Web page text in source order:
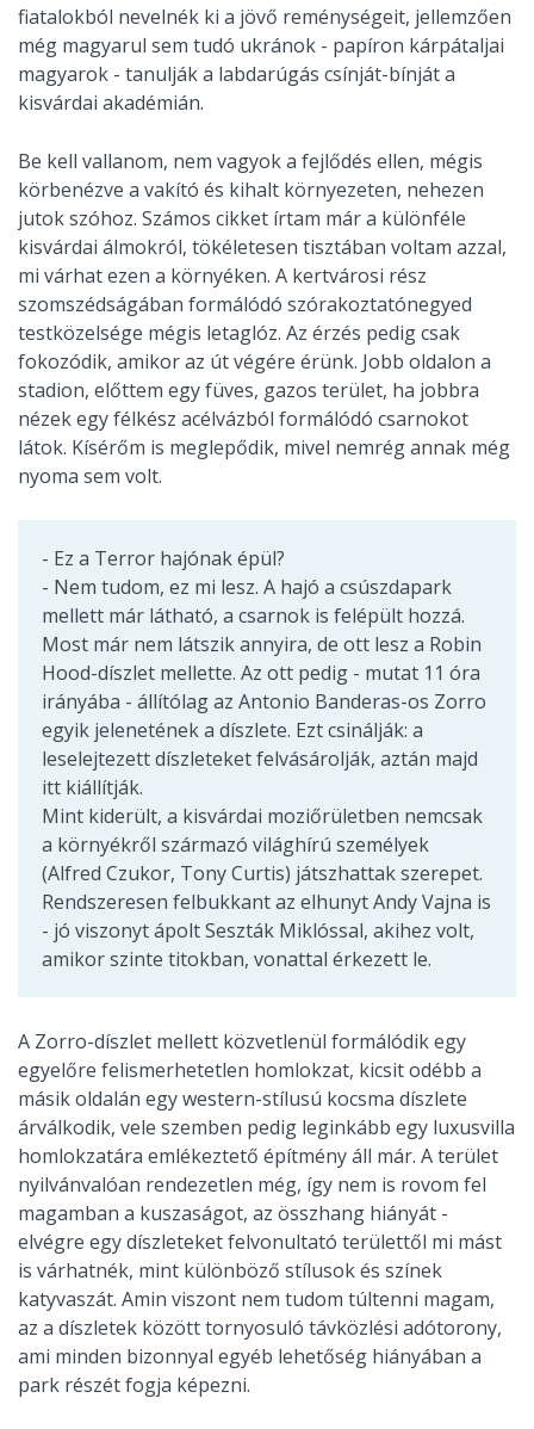
fiatalokból nevelnék ki a jövő reménységeit, jellemzően
még magyarul sem tudó ukránok - papíron kárpátaljai
magyarok - tanulják a labdarúgás csínját-bínját a
kisvárdai akadémián.
Be kell vallanom, nem vagyok a fejlődés ellen, mégis
körbenézve a vakító és kihalt környezeten, nehezen
jutok szóhoz. Számos cikket írtam már a különféle
kisvárdai álmokról, tökéletesen tisztában voltam azzal,
mi várhat ezen a környéken. A kertvárosi rész
szomszédságában formálódó szórakoztatónegyed
testközelsége mégis letaglóz. Az érzés pedig csak
fokozódik, amikor az út végére érünk. Jobb oldalon a
stadion, előttem egy füves, gazos terület, ha jobbra
nézek egy félkész acélvázból formálódó csarnokot
látok. Kísérőm is meglepődik, mivel nemrég annak még
nyoma sem volt.
- Ez a Terror hajónak épül?
- Nem tudom, ez mi lesz. A hajó a csúszdapark
mellett már látható, a csarnok is felépült hozzá.
Most már nem látszik annyira, de ott lesz a Robin
Hood-díszlet mellette. Az ott pedig - mutat 11 óra
irányába - állítólag az Antonio Banderas-os Zorro
egyik jelenetének a díszlete. Ezt csinálják: a
leselejtezett díszleteket felvásárolják, aztán majd
itt kiállítják.
Mint kiderült, a kisvárdai moziőrületben nemcsak
a környékről származó világhírú személyek
(Alfred Czukor, Tony Curtis) játszhattak szerepet.
Rendszeresen felbukkant az elhunyt Andy Vajna is
- jó viszonyt ápolt Seszták Miklóssal, akihez volt,
amikor szinte titokban, vonattal érkezett le.
A Zorro-díszlet mellett közvetlenül formálódik egy
egyelőre felismerhetetlen homlokzat, kicsit odébb a
másik oldalán egy western-stílusú kocsma díszlete
árválkodik, vele szemben pedig leginkább egy luxusvilla
homlokzatára emlékeztető építmény áll már. A terület
nyilvánvalóan rendezetlen még, így nem is rovom fel
magamban a kuszaságot, az összhang hiányát -
elvégre egy díszleteket felvonultató területtől mi mást
is várhatnék, mint különböző stílusok és színek
katyvaszát. Amin viszont nem tudom túltenni magam,
az a díszletek között tornyosuló távközlési adótorony,
ami minden bizonnyal egyéb lehetőség hiányában a
park részét fogja képezni.